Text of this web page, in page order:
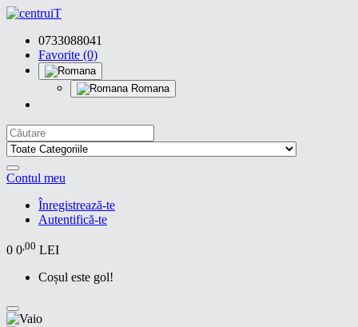
0733088041
Favorite (0)
Romana
Contul meu
Înregistrează-te
Autentifică-te
0 0,00 LEI
Coșul este gol!